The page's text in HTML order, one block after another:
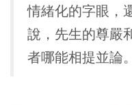
情緒化的字眼，
說，先生的尊嚴
者哪能相提並論。